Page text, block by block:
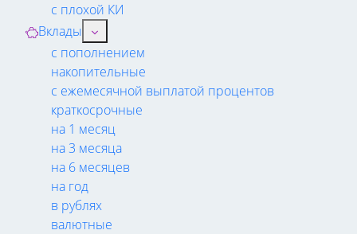
с плохой КИ
Вклады
с пополнением
накопительные
с ежемесячной выплатой процентов
краткосрочные
на 1 месяц
на 3 месяца
на 6 месяцев
на год
в рублях
валютные